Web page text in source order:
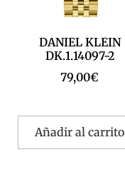
DANIEL KLEIN
DK.1.14097-2
79,00€
Añadir al carrito